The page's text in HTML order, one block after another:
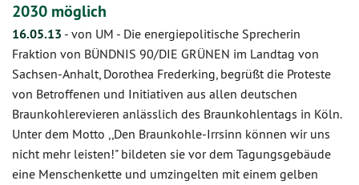
2030 möglich
16.05.13 - von UM - Die energiepolitische Sprecherin
Fraktion von BÜNDNIS 90/DIE GRÜNEN im Landtag von
Sachsen-Anhalt, Dorothea Frederking, begrüßt die Proteste
von Betroffenen und Initiativen aus allen deutschen
Braunkohlerevieren anlässlich des Braunkohlentags in Köln.
Unter dem Motto ,,Den Braunkohle-Irrsinn können wir uns
nicht mehr leisten!" bildeten sie vor dem Tagungsgebäude
eine Menschenkette und umzingelten mit einem gelben